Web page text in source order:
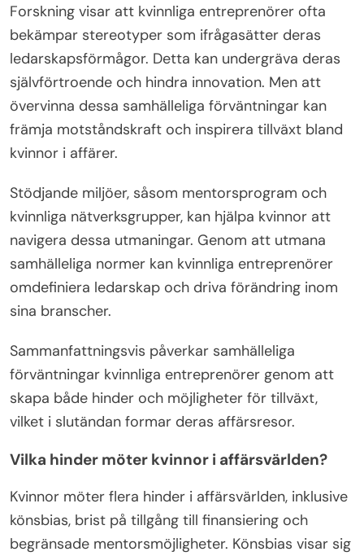
Forskning visar att kvinnliga entreprenörer ofta
bekämpar stereotyper som ifrågasätter deras
ledarskapsförmågor. Detta kan undergräva deras
självförtroende och hindra innovation. Men att
övervinna dessa samhälleliga förväntningar kan
främja motståndskraft och inspirera tillväxt bland
kvinnor i affärer.
Stödjande miljöer, såsom mentorsprogram och
kvinnliga nätverksgrupper, kan hjälpa kvinnor att
navigera dessa utmaningar. Genom att utmana
samhälleliga normer kan kvinnliga entreprenörer
omdefiniera ledarskap och driva förändring inom
sina branscher.
Sammanfattningsvis påverkar samhälleliga
förväntningar kvinnliga entreprenörer genom att
skapa både hinder och möjligheter för tillväxt,
vilket i slutändan formar deras affärsresor.
Vilka hinder möter kvinnor i affärsvärlden?
Kvinnor möter flera hinder i affärsvärlden, inklusive
könsbias, brist på tillgång till finansiering och
begränsade mentorsmöjligheter. Könsbias visar sig